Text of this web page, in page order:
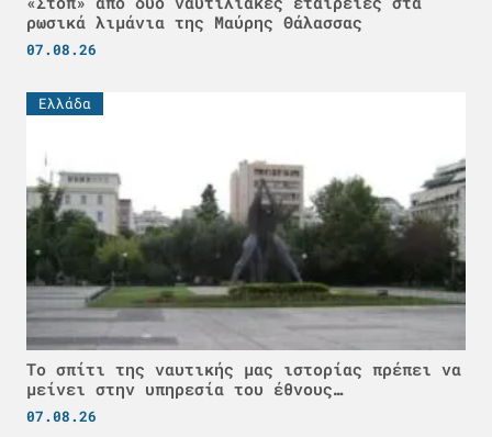
ρωσικά λιμάνια της Μαύρης Θάλασσας
07.08.26
Ελλάδα
Το σπίτι της ναυτικής μας ιστορίας πρέπει να
μείνει στην υπηρεσία του έθνους…
07.08.26